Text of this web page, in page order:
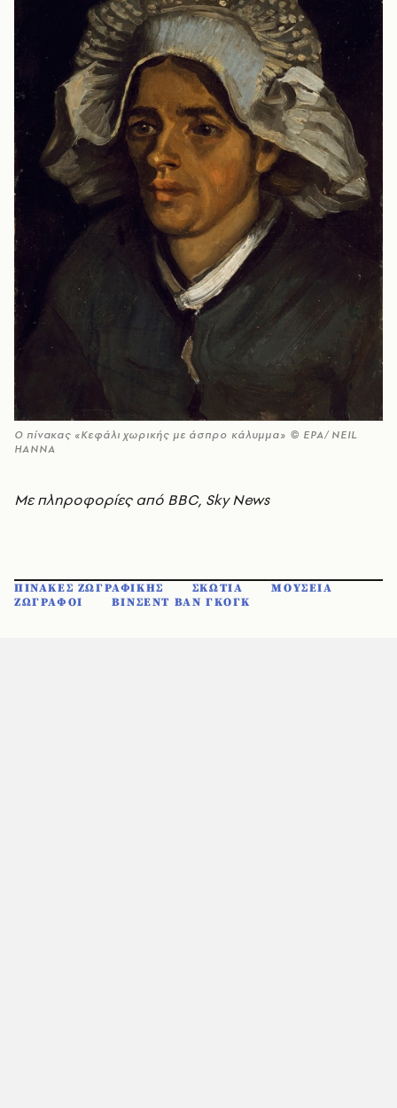
Ο πίνακας «Κεφάλι χωρικής με άσπρο κάλυμμα» © EPA/ NEIL
HANNA
Με πληροφορίες από BBC, Sky News
ΠΙΝΑΚΕΣ ΖΩΓΡΑΦΙΚΗΣ ΣΚΩΤΙΑ
ΜΟΥΣΕΙΑ
ΖΩΓΡΑΦΟΙ
ΒΙΝΣΕΝΤ ΒΑΝ ΓΚΟΓΚ